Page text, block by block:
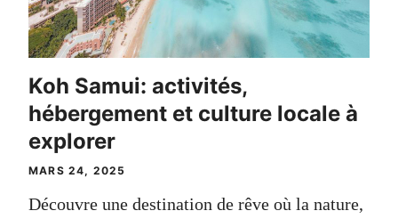
Koh Samui: activités,
hébergement et culture locale à
explorer
MARS 24, 2025
Découvre une destination de rêve où la nature,